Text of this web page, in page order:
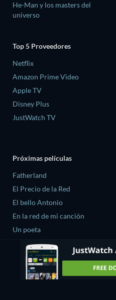
He-Man y los masters del
universo
Top 5 Proveedores
Netflix
Amazon Prime Video
Apple TV
Disney Plus
JustWatch TV
Próximas películas
Fatherland
El Precio de la Red
El bello Antonio
En la red de mi canción
Un poeta